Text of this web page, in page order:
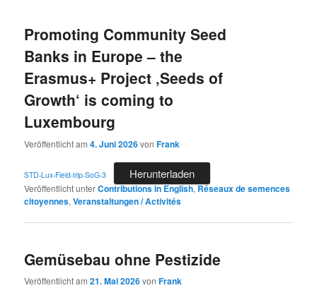
Promoting Community Seed
Banks in Europe – the
Erasmus+ Project ‚Seeds of
Growth‘ is coming to
Luxembourg
Veröffentlicht am4. Juni 2026vonFrank
STD-Lux-Field-trip-SoG-3 Herunterladen
Veröffentlicht unterContributions in English,Réseaux de semences
citoyennes,Veranstaltungen / Activités
Gemüsebau ohne Pestizide
Veröffentlicht am21. Mai 2026vonFrank